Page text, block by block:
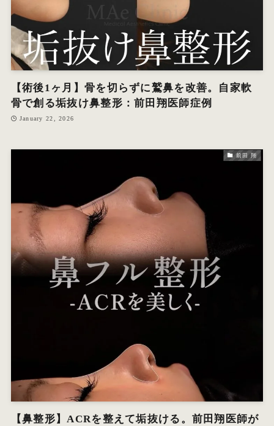
【術後1ヶ月】骨を切らずに鷲鼻を改善。自家軟
骨で創る垢抜け鼻整形：前田翔医師症例
January 22, 2026
前田 翔
【鼻整形】ACRを整えて垢抜ける。前田翔医師が